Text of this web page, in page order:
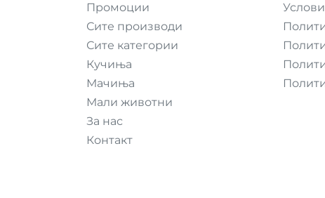
Промоции
Сите производи
Сите категории
Кучиња
Мачиња
Мали животни
За нас
Контакт